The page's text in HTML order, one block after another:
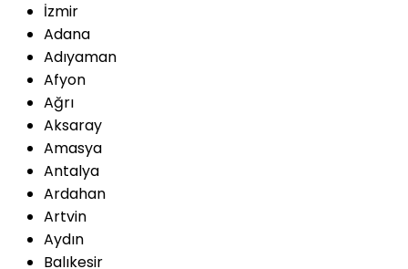
İzmir
Adana
Adıyaman
Afyon
Ağrı
Aksaray
Amasya
Antalya
Ardahan
Artvin
Aydın
Balıkesir